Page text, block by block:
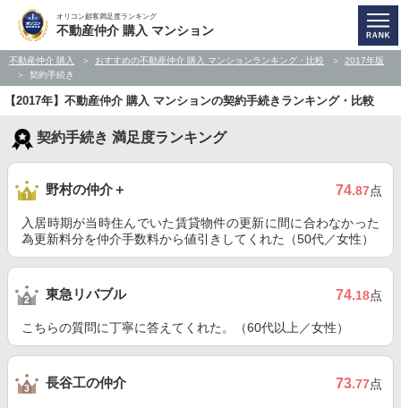
オリコン顧客満足度ランキング
不動産仲介 購入 マンション
不動産仲介 購入 おすすめの不動産仲介 購入 マンションランキング・比較
2017年版
契約手続き
【2017年】不動産仲介 購入 マンションの契約手続きランキング・比較
契約手続き 満足度ランキング
野村の仲介＋ 74.87点
入居時期が当時住んでいた賃貸物件の更新に間に合わなかった
為更新料分を仲介手数料から値引きしてくれた（50代／女性）
東急リバブル 74.18点
こちらの質問に丁寧に答えてくれた。（60代以上／女性）
長谷工の仲介 73.77点